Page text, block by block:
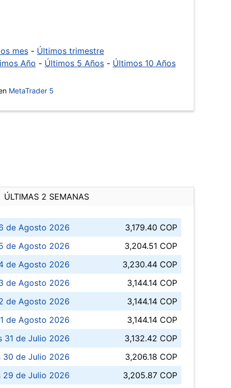
mes - Últimos trimestre
Año - Últimos 5 Años - Últimos 10 Años
MetaTrader 5
ÚLTIMAS 2 SEMANAS
de Agosto 2026
3,179.40 COP
de Agosto 2026
3,204.51 COP
de Agosto 2026
3,230.44 COP
de Agosto 2026
3,144.14 COP
de Agosto 2026
3,144.14 COP
de Agosto 2026
3,144.14 COP
31 de Julio 2026
3,132.42 COP
30 de Julio 2026
3,206.18 COP
29 de Julio 2026
3,205.87 COP